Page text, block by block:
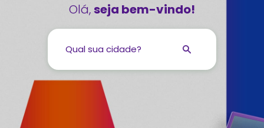
Olá,seja bem-vindo!
Qual sua cidade?